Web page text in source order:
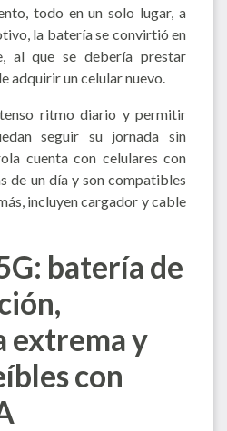
todo en un solo lugar, a
la batería se convirtió en
al que se debería prestar
adquirir un celular nuevo.
ritmo diario y permitir
seguir su jornada sin
cuenta con celulares con
de un día y son compatibles
incluyen cargador y cable
batería de
extrema y
con